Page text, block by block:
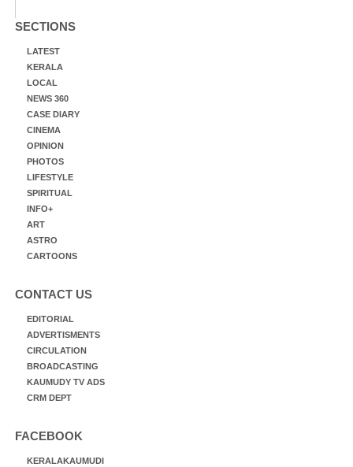
SECTIONS
LATEST
KERALA
LOCAL
NEWS 360
CASE DIARY
CINEMA
OPINION
PHOTOS
LIFESTYLE
SPIRITUAL
INFO+
ART
ASTRO
CARTOONS
CONTACT US
EDITORIAL
ADVERTISMENTS
CIRCULATION
BROADCASTING
KAUMUDY TV ADS
CRM DEPT
FACEBOOK
KERALAKAUMUDI